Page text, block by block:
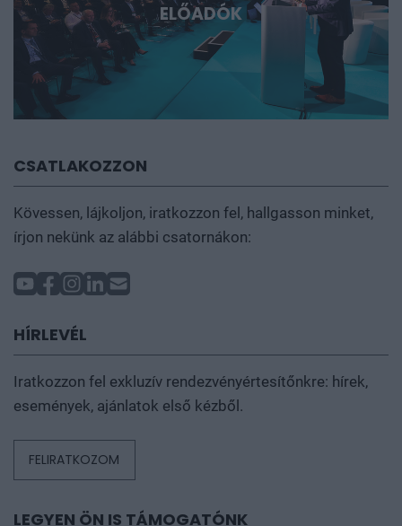
ELŐADÓK
CSATLAKOZZON
Kövessen, lájkoljon, iratkozzon fel, hallgasson minket,
írjon nekünk az alábbi csatornákon:
HÍRLEVÉL
Iratkozzon fel exkluzív rendezvényértesítőnkre: hírek,
események, ajánlatok első kézből.
FELIRATKOZOM
LEGYEN ÖN IS TÁMOGATÓNK